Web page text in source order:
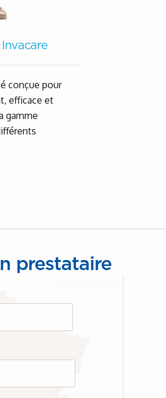
conçue pour
efficace et
gamme
prestataire